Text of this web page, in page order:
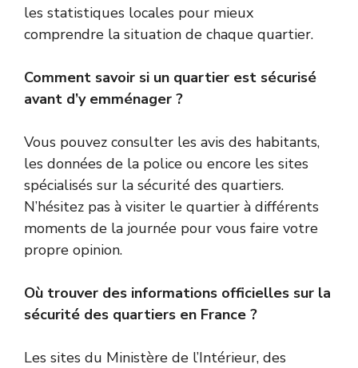
les statistiques locales pour mieux
comprendre la situation de chaque quartier.
Comment savoir si un quartier est sécurisé
avant d’y emménager ?
Vous pouvez consulter les avis des habitants,
les données de la police ou encore les sites
spécialisés sur la sécurité des quartiers.
N’hésitez pas à visiter le quartier à différents
moments de la journée pour vous faire votre
propre opinion.
Où trouver des informations officielles sur la
sécurité des quartiers en France ?
Les sites du Ministère de l’Intérieur, des